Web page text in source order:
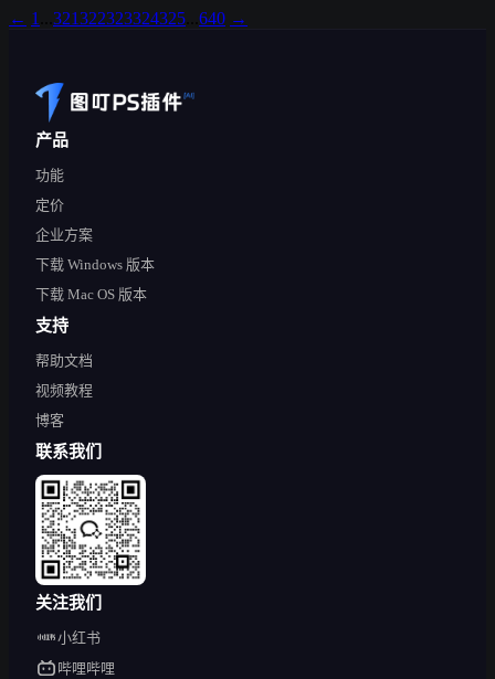
← 1 321322323324325 640 →
产品
功能
定价
企业方案
下载 Windows 版本
下载 Mac OS 版本
支持
帮助文档
视频教程
博客
联系我们
关注我们
小红书
哔哩哔哩